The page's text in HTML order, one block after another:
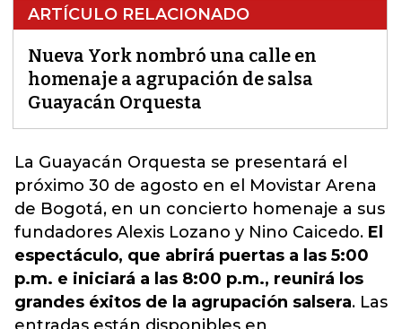
ARTÍCULO RELACIONADO
Nueva York nombró una calle en
homenaje a agrupación de salsa
Guayacán Orquesta
La Guayacán Orquesta se presentará el
próximo 30 de agosto en el Movistar Arena
de Bogotá, en un concierto homenaje a sus
fundadores Alexis Lozano y Nino Caicedo. El
espectáculo, que abrirá puertas a las 5:00
p.m. e iniciará a las 8:00 p.m., reunirá los
grandes éxitos de la agrupación salsera. Las